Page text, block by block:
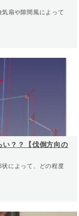
扇や隙間風によって
い？？【伐倒方向の
によって、どの程度